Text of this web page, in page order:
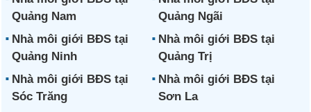
Quảng Nam
Quảng Ngãi
Nhà môi giới BĐS tại
Quảng Ninh
Nhà môi giới BĐS tại
Quảng Trị
Nhà môi giới BĐS tại
Sóc Trăng
Nhà môi giới BĐS tại
Sơn La